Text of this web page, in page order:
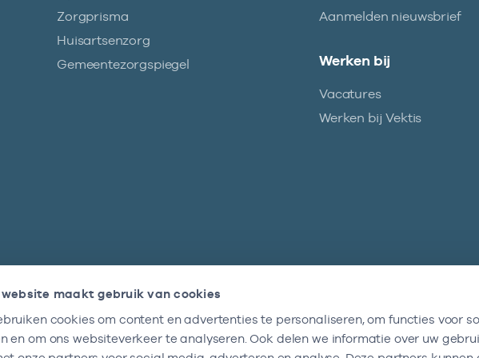
website maakt gebruik van cookies
cookies om content en advertenties te personaliseren, om functies voor
en om ons websiteverkeer te analyseren. Ook delen we informatie over uw
Zorgprisma
Huisartsenzorg
Gemeentezorgspiegel
Aanmelden nieuwsbrief
Werken bij
Vacatures
Werken bij Vektis
tussen
Nieuwsbrief
Altijd op de hoogte blijven van al onze